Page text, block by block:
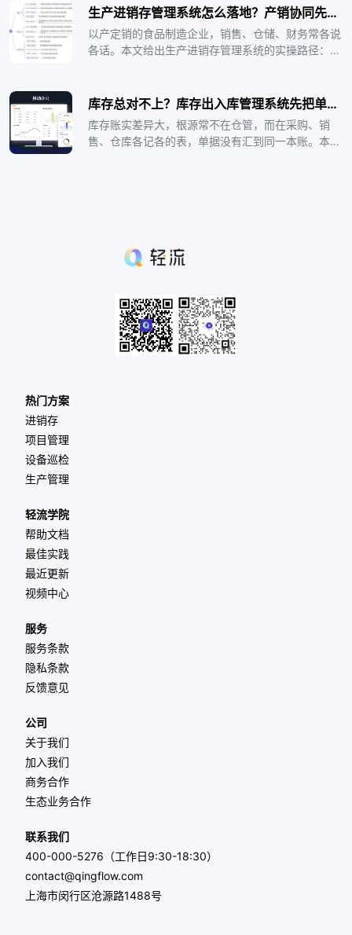
无代码平台属于可随业务调整的业务管理平台，适合
单排座次，企业应先看清自己最痛的断点，再按场景
匹配，而不是对着榜单抄答案。把榜单当参考，把真
生产进销存管理系统怎么落地？产销协同先理主数据再上系统
以产定销的食品制造企业，销售、仓储、财务常各说
各话。本文给出生产进销存管理系统的实操路径：先
边界。轻流AI无代码平台可承载这类随业务变化的产
而不是四股各说各话的绳，管理层看到的才是同一份
实时真相。主数据立住，协同才通，系统才能真正替
库存总对不上？库存出入库管理系统先把单据连起来
库存账实差异大，根源常不在仓管，而在采购、销
售、仓库各记各的表，单据没有汇到同一本账。本文
决库存对不上的老问题。
热门方案
进销存
项目管理
设备巡检
生产管理
轻流学院
帮助文档
最佳实践
最近更新
视频中心
服务
服务条款
隐私条款
反馈意见
公司
关于我们
加入我们
商务合作
生态业务合作
联系我们
400-000-5276（工作日9:30-18:30）
contact@qingflow.com
上海市闵行区沧源路1488号